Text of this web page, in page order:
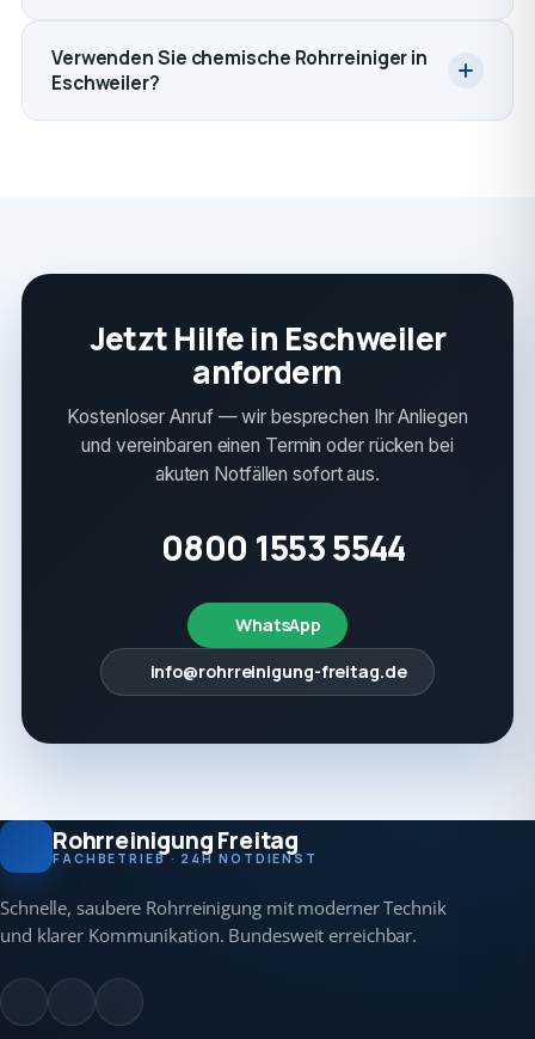
Verwenden Sie chemische Rohrreiniger in
Eschweiler?
Jetzt Hilfe in Eschweiler
anfordern
Kostenloser Anruf — wir besprechen Ihr Anliegen
und vereinbaren einen Termin oder rücken bei
akuten Notfällen sofort aus.
0800 1553 5544
WhatsApp
info@rohrreinigung-freitag.de
Rohrreinigung Freitag
FACHBETRIEB · 24H NOTDIENST
Schnelle, saubere Rohrreinigung mit moderner Technik
und klarer Kommunikation. Bundesweit erreichbar.